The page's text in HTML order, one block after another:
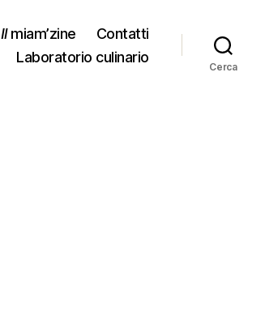
Ilmiam’zine
Contatti
Laboratorio culinario
Cerca